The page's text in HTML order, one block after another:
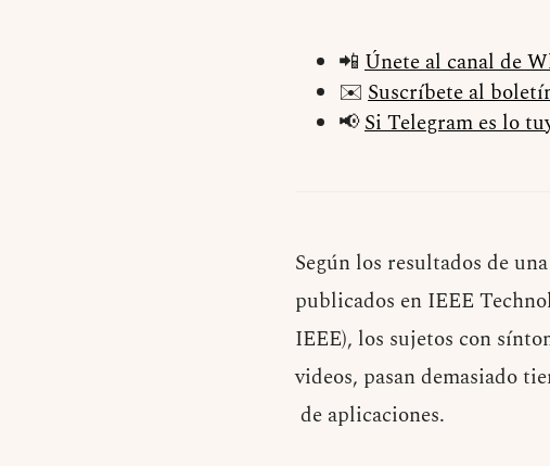
📲 Únete al canal de
✉️ Suscríbete al
📢Si Telegram es lo
Según los resultados de
publicados en IEEE
IEEE), los sujetos con
videos, pasan demasiado
de aplicaciones.